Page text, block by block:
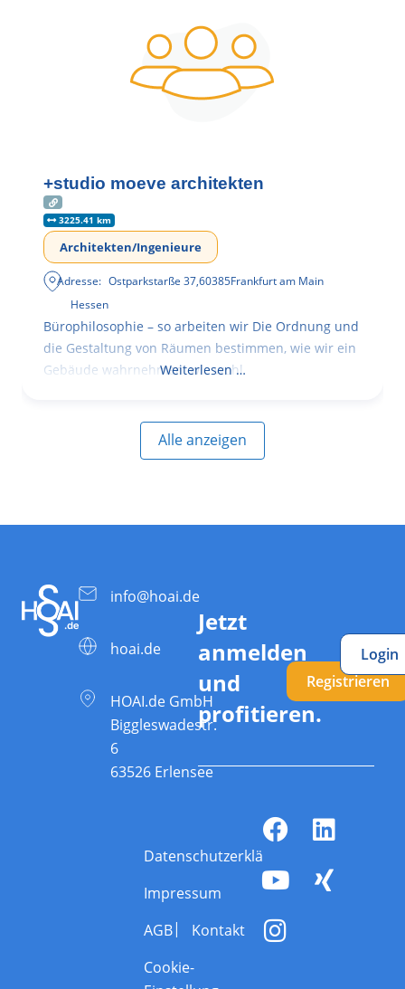
+studio moeve architekten
3225.41 km
Architekten/Ingenieure
Adresse: Ostparkstarße 37,60385Frankfurt am Main
Hessen
Bürophilosophie – so arbeiten wir Die Ordnung und
die Gestaltung von Räumen bestimmen, wie wir ein
Gebäude wahrnehmen, wie wohl
Weiterlesen …
Alle anzeigen
info@hoai.de
hoai.de
HOAI.de GmbH
Biggleswadestr.
6
63526 Erlensee
Jetzt
anmelden
und
profitieren.
Registrieren
Login
Datenschutzerklärung
Impressum
AGB
Kontakt
Cookie-